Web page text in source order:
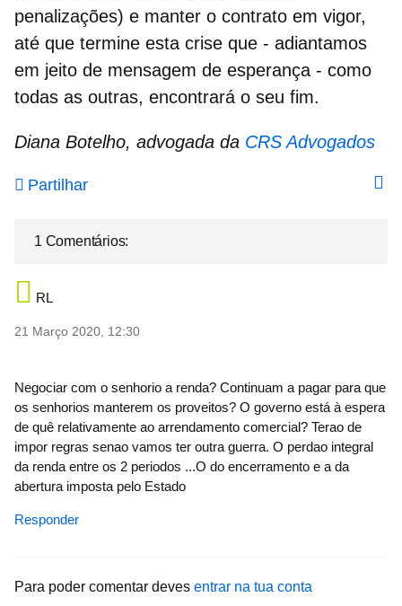
penalizações) e manter o contrato em vigor,
até que termine esta crise que - adiantamos
em jeito de mensagem de esperança - como
todas as outras, encontrará o seu fim.
Diana Botelho, advogada da CRS Advogados
Partilhar
1 Comentários:
RL
21 Março 2020, 12:30
Negociar com o senhorio a renda? Continuam a pagar para que
os senhorios manterem os proveitos? O governo está à espera
de quê relativamente ao arrendamento comercial? Terao de
impor regras senao vamos ter outra guerra. O perdao integral
da renda entre os 2 periodos ...O do encerramento e a da
abertura imposta pelo Estado
Responder
Para poder comentar deves entrar na tua conta